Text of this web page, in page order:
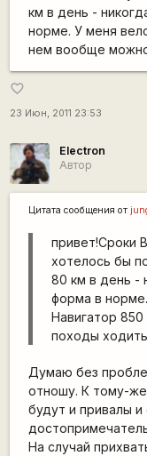
км в день -
норме. У меня
нем вообще
favorite_border
23 Июн, 2011 23:53
Electron
Автор
Цитата сообщения от
привет!Сроки
хотелось бы
80 км в день -
форма в
Навигатор
походы
Думаю без
отношу. К тому-
будут и привалы
На случай